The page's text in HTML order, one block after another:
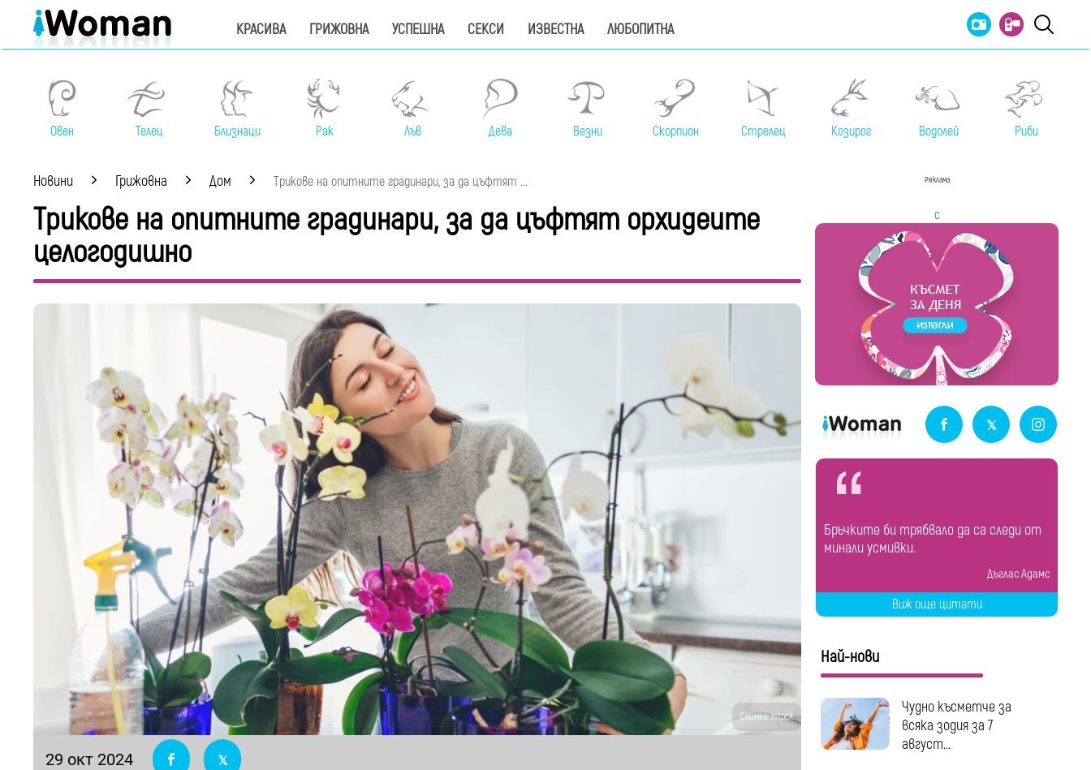
КРАСИВА ГРИЖОВНА УСПЕШНА СЕКСИ ИЗВЕСТНА ЛЮБОПИТНА
Овен Телец Близнаци Рак Лъв Дева Везни Скорпион Стрелец Козирог Водолей Риби
Новини Грижовна Дом Tрикове на опитните градинари, за да цъфтят ...
Tрикове на опитните градинари, за да цъфтят орхидеите
целогодишно
Снимка: Istock
29 окт 2024
Реклама
с
Бръчките би трябвало да са следи от
минали усмивки.
Дъглас Адамс
Виж още цитати
Най-нови
Чудно късметче за
всяка зодия за 7
август...